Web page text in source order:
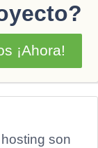
¡Ahora!
son